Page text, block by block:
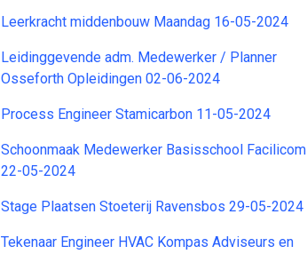
Leerkracht middenbouw Maandag 16-05-2024
Leidinggevende adm. Medewerker / Planner
Osseforth Opleidingen 02-06-2024
Process Engineer Stamicarbon 11-05-2024
Schoonmaak Medewerker Basisschool Facilicom
22-05-2024
Stage Plaatsen Stoeterij Ravensbos 29-05-2024
Tekenaar Engineer HVAC Kompas Adviseurs en